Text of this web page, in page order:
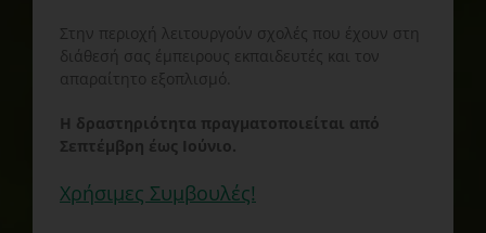
Στην περιοχή λειτουργούν σχολές που έχουν στη
διάθεσή σας έμπειρους εκπαιδευτές και τον
απαραίτητο εξοπλισμό.
Η δραστηριότητα πραγματοποιείται από
Σεπτέμβρη έως Ιούνιο.
Χρήσιμες Συμβουλές!